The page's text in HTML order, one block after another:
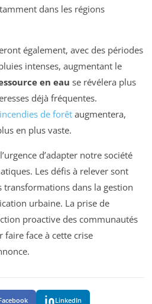
dans les régions
également, avec des périodes
intenses, augmentant le
en eau se révélera plus
déjà fréquentes.
incendies de forêt augmentera,
en plus vaste.
d’adapter notre société
Les défis à relever sont
dans la gestion
urbaine. La prise de
proactive des communautés
faire face à cette crise
LinkedIn